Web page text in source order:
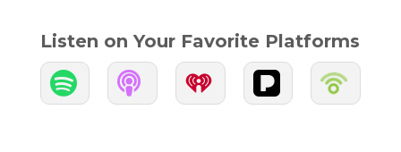
Listen on Your Favorite Platforms
 